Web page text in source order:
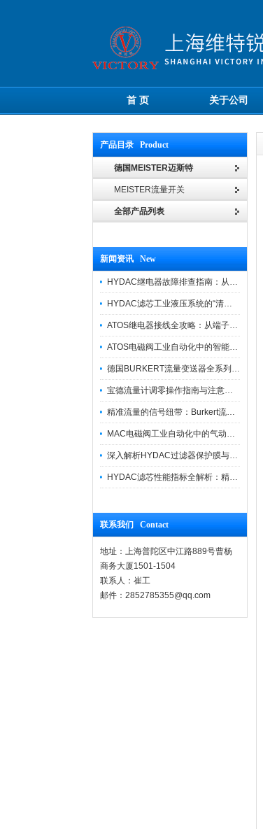
首 页 关于公司
产品目录 Product
德国MEISTER迈斯特
MEISTER流量开关
全部产品列表
新闻资讯 New
HYDAC继电器故障排查指南：从“无信号”到“误动作”的实战修复逻辑
HYDAC滤芯工业液压系统的“清道夫”与守护者
ATOS继电器接线全攻略：从端子识别到安全操作
ATOS电磁阀工业自动化中的智能开关
德国BURKERT流量变送器全系列优势供应
宝德流量计调零操作指南与注意事项
精准流量的信号纽带：Burkert流量计接线指南
MAC电磁阀工业自动化中的气动指挥官
深入解析HYDAC过滤器保护膜与质量防护技术
HYDAC滤芯性能指标全解析：精度、寿命与可靠性的工业级标准
联系我们 Contact
地址：上海普陀区中江路889号曹杨
商务大厦1501-1504
联系人：崔工
邮件：2852785355@qq.com